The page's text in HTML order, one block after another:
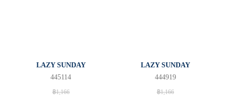
LAZY SUNDAY
445114
฿1,166
LAZY SUNDAY
444919
฿1,166